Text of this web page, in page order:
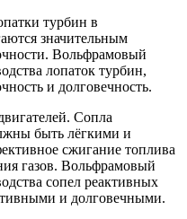
турбин в
значительным
Вольфрамовый
лопаток турбин,
и долговечность.
Сопла
быть лёгкими и
сжигание топлива
газов. Вольфрамовый
сопел реактивных
и долговечными.